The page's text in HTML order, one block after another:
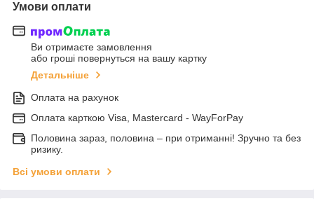
Умови оплати
Ви отримаєте замовлення
або гроші повернуться на вашу картку
Детальніше
Оплата на рахунок
Оплата карткою Visa, Mastercard - WayForPay
Половина зараз, половина – при отриманні! Зручно та без
ризику.
Всі умови оплати